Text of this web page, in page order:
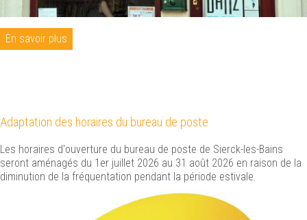
En savoir plus
Adaptation des horaires du bureau de poste
Les horaires d'ouverture du bureau de poste de Sierck-les-Bains
seront aménagés du 1er juillet 2026 au 31 août 2026 en raison de la
diminution de la fréquentation pendant la période estivale.